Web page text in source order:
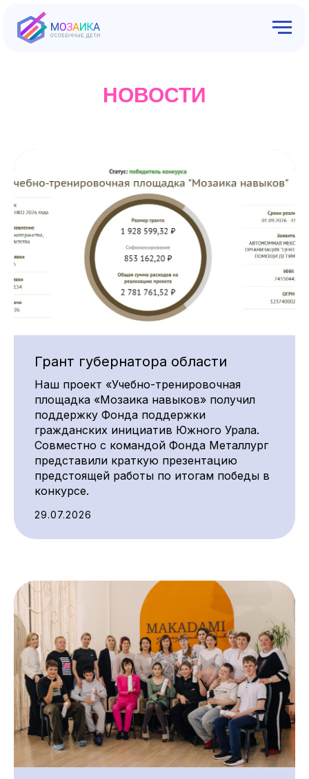
НОВОСТИ
Грант губернатора области
Наш проект «Учебно-тренировочная
площадка «Мозаика навыков» получил
поддержку Фонда поддержки
гражданских инициатив Южного Урала.
Совместно с командой Фонда Металлург
представили краткую презентацию
предстоящей работы по итогам победы в
конкурсе.
29.07.2026